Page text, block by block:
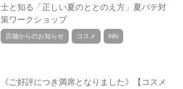
士と知る「正しい夏のととのえ方」夏バテ対
策ワークショップ
店舗からのお知らせ コスメ info
《ご好評につき満席となりました》【コスメ